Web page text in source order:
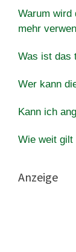
Warum wird
mehr
Was ist das
Wer kann
Kann ich
Wie weit gilt
Anzeige